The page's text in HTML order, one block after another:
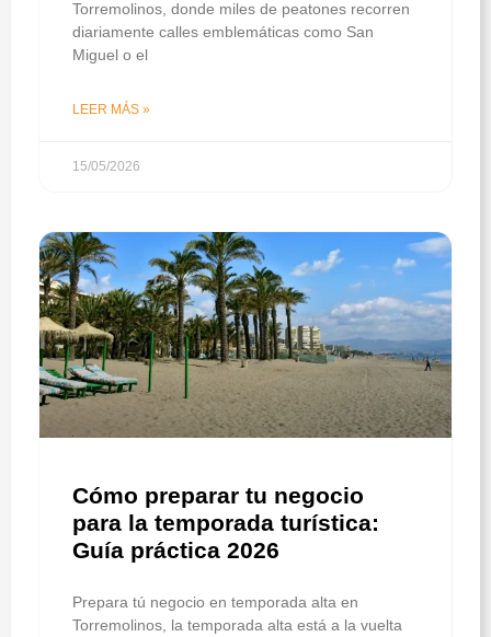
Torremolinos, donde miles de peatones recorren
diariamente calles emblemáticas como San
Miguel o el
LEER MÁS »
15/05/2026
Cómo preparar tu negocio
para la temporada turística:
Guía práctica 2026
Prepara tú negocio en temporada alta en
Torremolinos, la temporada alta está a la vuelta